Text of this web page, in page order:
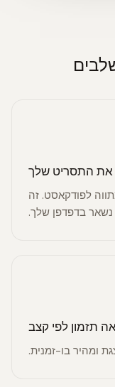
את התסריט שלך
לפודקאסט. זה
נשאר בדפדפן שלך.
תזמון לפי קצב
ומהיר בו-זמנית.